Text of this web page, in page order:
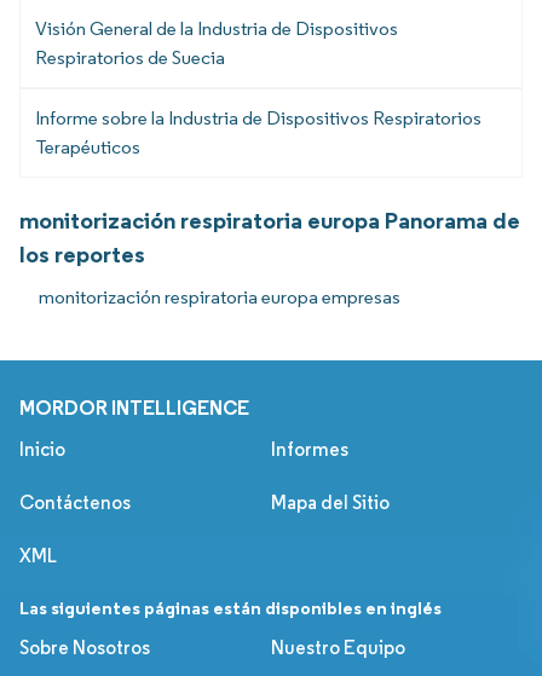
Visión General de la Industria de Dispositivos
Respiratorios de Suecia
Informe sobre la Industria de Dispositivos Respiratorios
Terapéuticos
monitorización respiratoria europa Panorama de
los reportes
monitorización respiratoria europa empresas
MORDOR INTELLIGENCE
Inicio Informes
Contáctenos Mapa del Sitio
XML
Las siguientes páginas están disponibles en inglés
Sobre Nosotros
Nuestro Equipo